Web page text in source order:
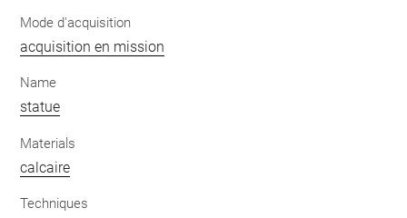
Mode d'acquisition
acquisition en mission
Name
statue
Materials
calcaire
Techniques